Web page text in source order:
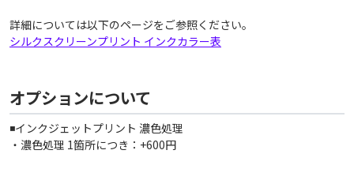
詳細については以下のページをご参照ください。
シルクスクリーンプリント インクカラー表
オプションについて
◾️インクジェットプリント 濃色処理
・濃色処理 1箇所につき：+600円